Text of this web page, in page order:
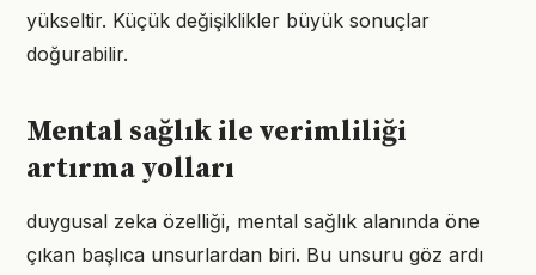
yükseltir. Küçük değişiklikler büyük sonuçlar
doğurabilir.
Mental sağlık ile verimliliği
artırma yolları
duygusal zeka özelliği, mental sağlık alanında öne
çıkan başlıca unsurlardan biri. Bu unsuru göz ardı